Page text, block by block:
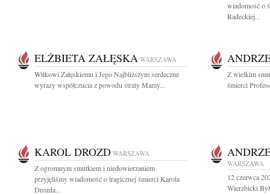
wiadomość o
Radeckiej...
ELŻBIETA ZAŁĘSKA WARSZAWA
Witkowi Załęskiemu i Jego Najbliższym serdeczne
wyrazy współczucia z powodu straty Mamy...
Z wielkim
śmierci
KAROL DROZD WARSZAWA
Z ogromnym smutkiem i niedowierzaniem
przyjęliśmy wiadomość o tragicznej śmierci Karola
Drozda...
WARSZAWA
12 czerwca
Wierzbicki